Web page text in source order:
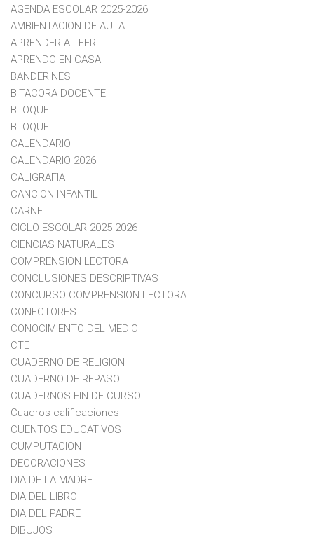
AGENDA ESCOLAR 2025-2026
AMBIENTACION DE AULA
APRENDER A LEER
APRENDO EN CASA
BANDERINES
BITACORA DOCENTE
BLOQUE I
BLOQUE II
CALENDARIO
CALENDARIO 2026
CALIGRAFIA
CANCION INFANTIL
CARNET
CICLO ESCOLAR 2025-2026
CIENCIAS NATURALES
COMPRENSION LECTORA
CONCLUSIONES DESCRIPTIVAS
CONCURSO COMPRENSION LECTORA
CONECTORES
CONOCIMIENTO DEL MEDIO
CTE
CUADERNO DE RELIGION
CUADERNO DE REPASO
CUADERNOS FIN DE CURSO
Cuadros calificaciones
CUENTOS EDUCATIVOS
CUMPUTACION
DECORACIONES
DIA DE LA MADRE
DIA DEL LIBRO
DIA DEL PADRE
DIBUJOS